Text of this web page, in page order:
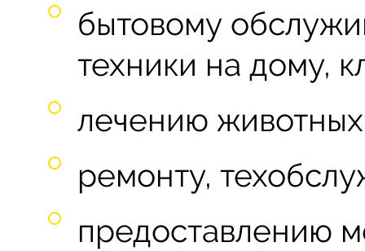
бытовому
техники на дому,
лечению
ремонту,
предоставлению